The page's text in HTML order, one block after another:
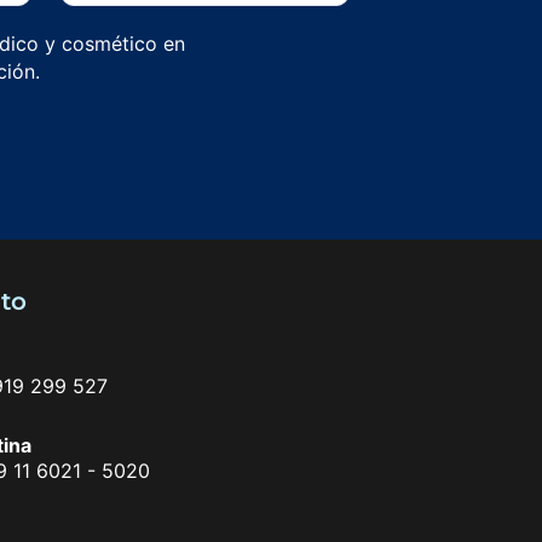
y cosmético en
299 527
11 6021 - 5020